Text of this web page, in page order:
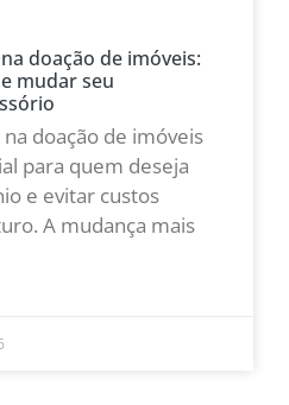
doação de imóveis:
mudar seu
doação de imóveis
para quem deseja
e evitar custos
A mudança mais